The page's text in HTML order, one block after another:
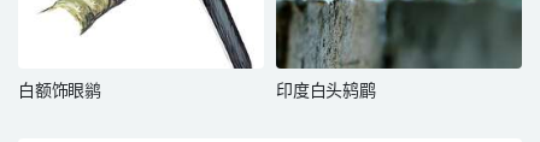
白额饰眼鹟 印度白头鸫鹛